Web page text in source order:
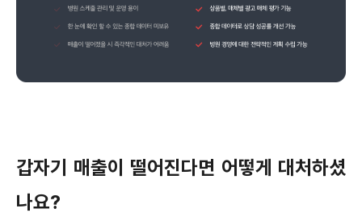
갑자기 매출이 떨어진다면 어떻게 대처하셨
나요?